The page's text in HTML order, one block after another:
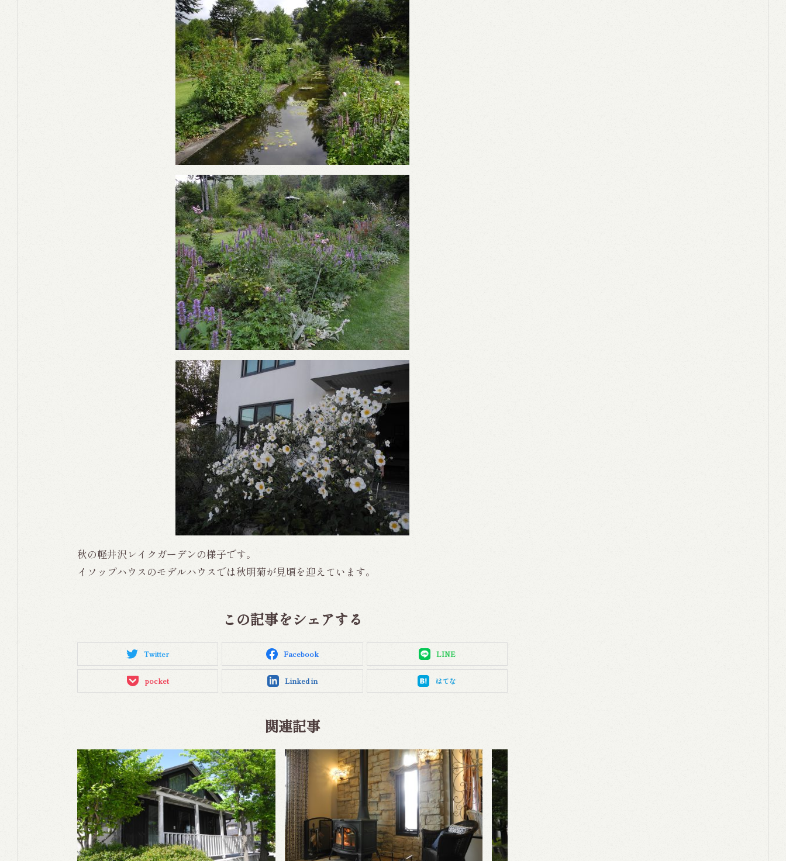
AESOP HOUSE
イソップハウスの家づくり
SPECIFICATIONS
CRAFTMANSHIP
PERFORMANCE
EVENT
イベント
SHOW HOUSE
展示場のご案内
BLOG
ブログ
COMPANY
会社概要
秋の軽井沢レイクガーデンの様子です。
イソップハウスのモデルハウスでは秋明菊が見頃を迎えています。
この記事をシェアする
Twitter Facebook LINE
pocket Linked in はてな
関連記事